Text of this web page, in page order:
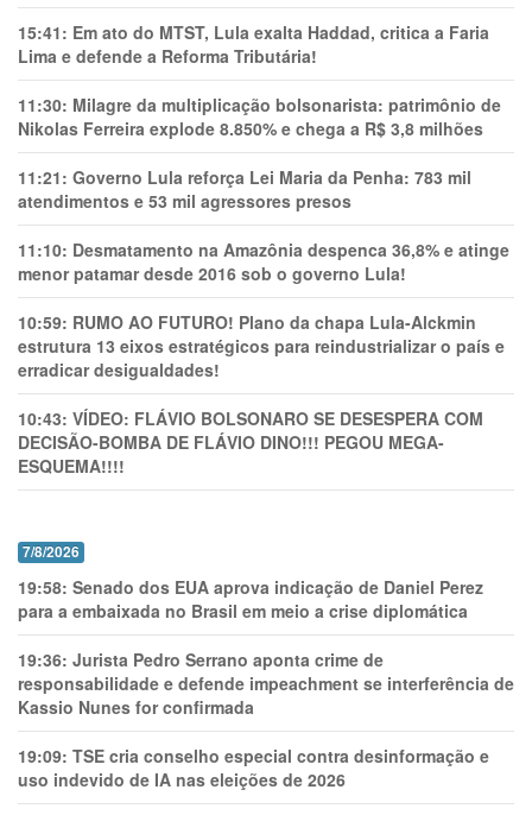
15:41: Em ato do MTST, Lula exalta Haddad, critica a Faria
Lima e defende a Reforma Tributária!
11:30: Milagre da multiplicação bolsonarista: patrimônio de
Nikolas Ferreira explode 8.850% e chega a R$ 3,8 milhões
11:21: Governo Lula reforça Lei Maria da Penha: 783 mil
atendimentos e 53 mil agressores presos
11:10: Desmatamento na Amazônia despenca 36,8% e atinge
menor patamar desde 2016 sob o governo Lula!
10:59: RUMO AO FUTURO! Plano da chapa Lula-Alckmin
estrutura 13 eixos estratégicos para reindustrializar o país e
erradicar desigualdades!
10:43: VÍDEO: FLÁVIO BOLSONARO SE DESESPERA COM
DECISÃO-BOMBA DE FLÁVIO DINO!!! PEGOU MEGA-
ESQUEMA!!!!
7/8/2026
19:58: Senado dos EUA aprova indicação de Daniel Perez
para a embaixada no Brasil em meio a crise diplomática
19:36: Jurista Pedro Serrano aponta crime de
responsabilidade e defende impeachment se interferência de
Kassio Nunes for confirmada
19:09: TSE cria conselho especial contra desinformação e
uso indevido de IA nas eleições de 2026